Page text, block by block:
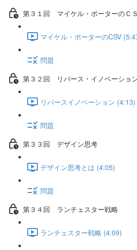
第３１回 マイケル・ポーターのＣ
マイケル・ポーターのCSV
問題
第３２回 リバース・イノベーショ
リバースイノベーション (4:13)
問題
第３３回 デザイン思考
デザイン思考とは (4:05)
問題
第３４回 ランチェスター戦略
ランチェスター戦略 (4:09)